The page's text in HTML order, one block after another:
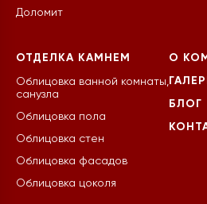
Доломит
ОТДЕЛКА КАМНЕМ
Облицовка ванной комнаты,
санузла
Облицовка пола
Облицовка стен
Облицовка фасадов
Облицовка цоколя
О
БЛОГ